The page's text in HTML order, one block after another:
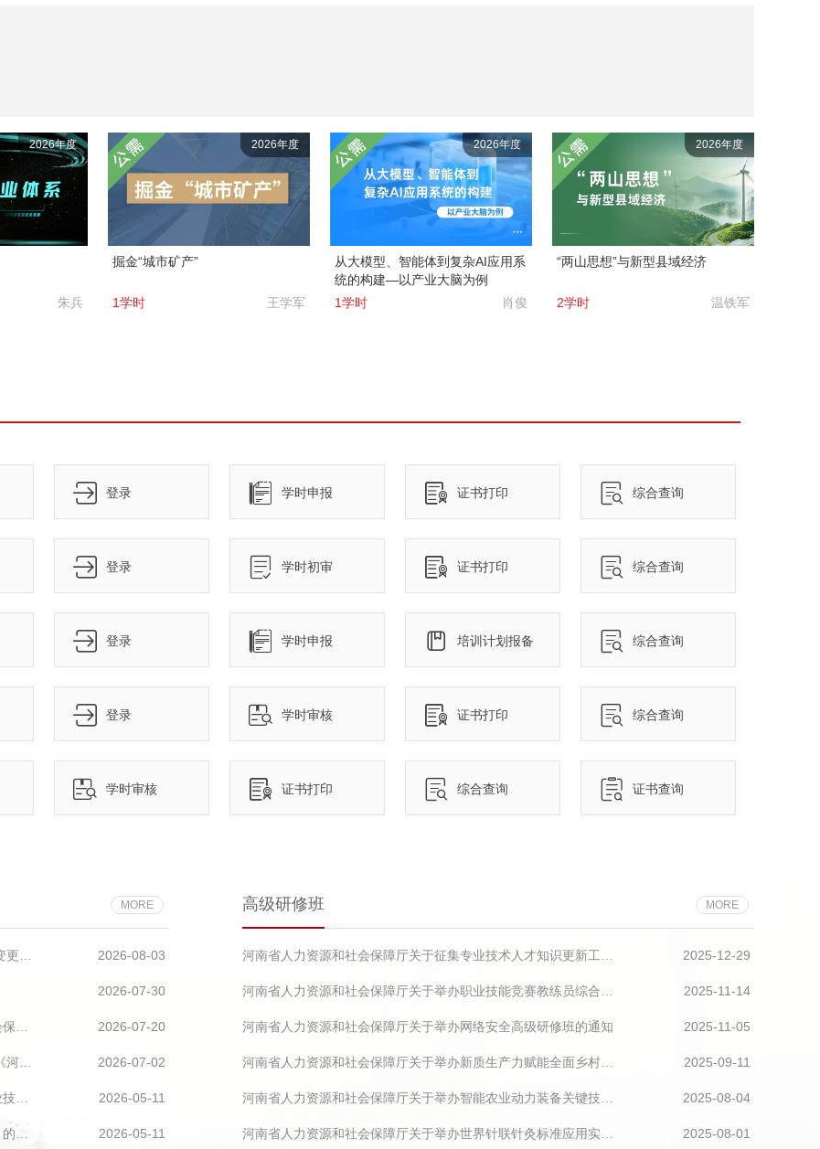
2026年度
朱兵
2026年度
掘金“城市矿产”
1学时 王学军
2026年度
从大模型、智能体到复杂AI应用系
统的构建—以产业大脑为例
1学时
肖俊
2026年度
“两山思想”与新型县域经济
2学时 温铁军
登录 学时申报 证书打印 综合查询
登录 学时初审 证书打印 综合查询
登录 学时申报 培训计划报备 综合查询
登录 学时审核 证书打印 综合查询
学时审核 证书打印 综合查询 证书查询
MORE
2026-08-03
2026-07-30
2026-07-20
2026-07-02
2026-05-11
2026-05-11
高级研修班 MORE
2025-12-29
2025-11-14
河南省人力资源和社会保障厅关于举办网络安全高级研修班的通知 2025-11-05
2025-09-11
2025-08-04
2025-08-01